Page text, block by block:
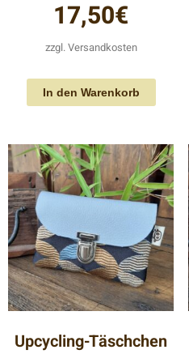
17,50€
zzgl.Versandkosten
In den Warenkorb
Upcycling-Täschchen